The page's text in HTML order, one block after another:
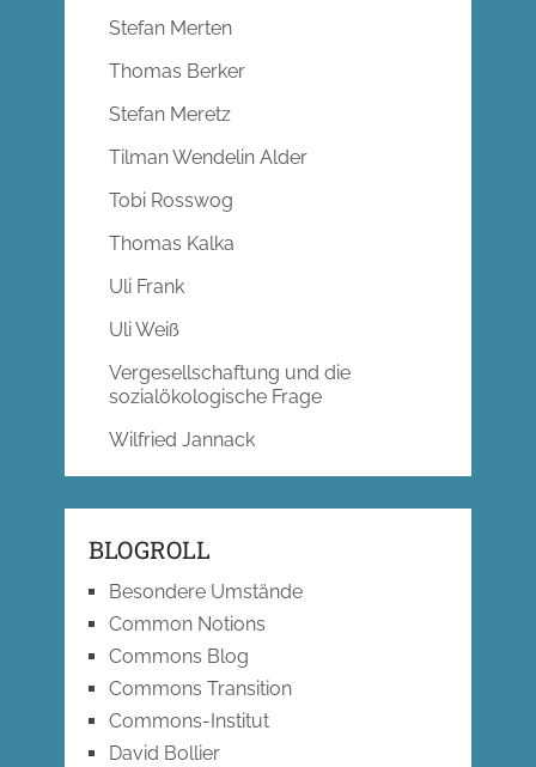
Stefan Merten
Thomas Berker
Stefan Meretz
Tilman Wendelin Alder
Tobi Rosswog
Thomas Kalka
Uli Frank
Uli Weiß
Vergesellschaftung und die
sozialökologische Frage
Wilfried Jannack
BLOGROLL
Besondere Umstände
Common Notions
Commons Blog
Commons Transition
Commons-Institut
David Bollier